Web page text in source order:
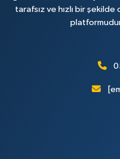
tarafsız ve hızlı bir
platformudur.